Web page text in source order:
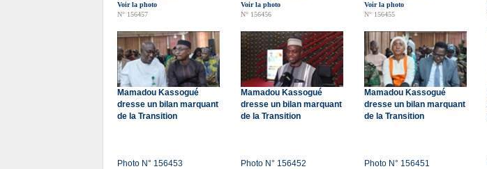
Voir la photo
N° 156457
Voir la photo
N° 156456
Voir la photo
N° 156455
Mamadou Kassogué
dresse un bilan marquant
de la Transition
Photo N° 156453
Mamadou Kassogué
dresse un bilan marquant
de la Transition
Photo N° 156452
Mamadou Kassogué
dresse un bilan marquant
de la Transition
Photo N° 156451